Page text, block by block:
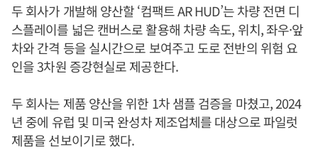
두 회사가 개발해 양산할 ‘컴팩트 AR HUD’는 차량 전면 디
스플레이를 넓은 캔버스로 활용해 차량 속도, 위치, 좌우·앞
차와 간격 등을 실시간으로 보여주고 도로 전반의 위험 요
인을 3차원 증강현실로 제공한다.
두 회사는 제품 양산을 위한 1차 샘플 검증을 마쳤고, 2024
년 중에 유럽 및 미국 완성차 제조업체를 대상으로 파일럿
제품을 선보이기로 했다.